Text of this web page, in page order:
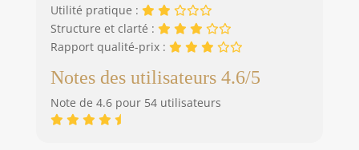
Utilité pratique :
Structure et clarté :
Rapport qualité-prix :
Notes des utilisateurs 4.6/5
Note de 4.6 pour 54 utilisateurs